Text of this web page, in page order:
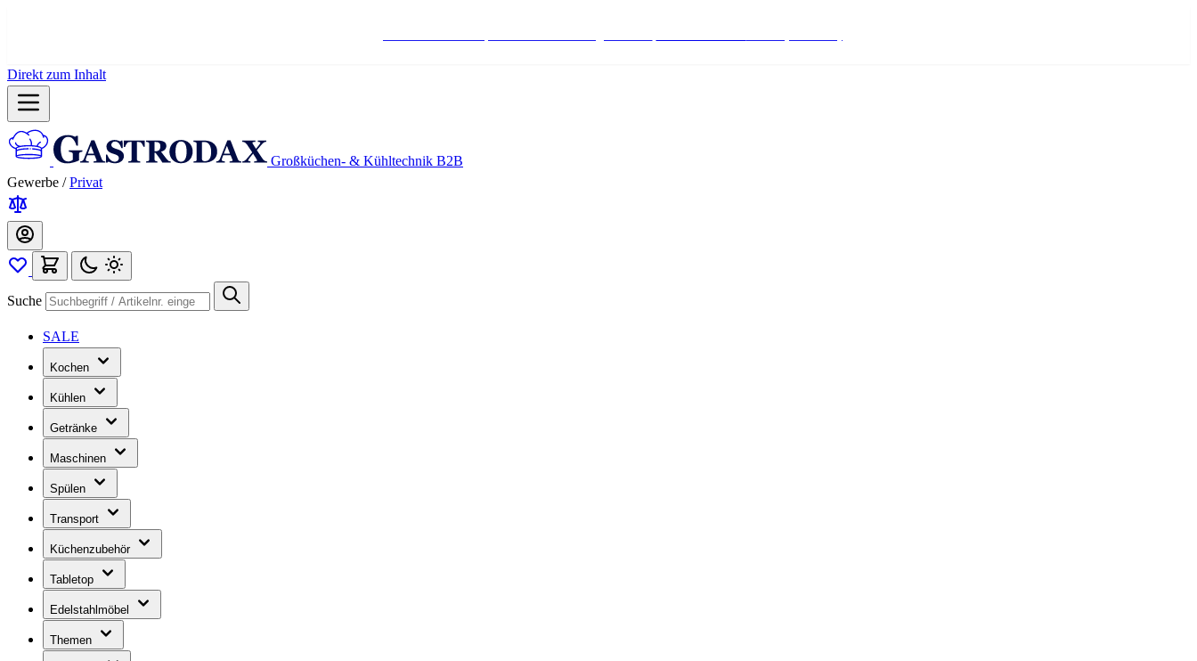
Direkt zum Inhalt
Großküchen- & Kühltechnik B2B
Gewerbe / Privat
Suche
SALE
Kochen
Kühlen
Getränke
Maschinen
Spülen
Transport
Küchenzubehör
Tabletop
Edelstahlmöbel
Themen